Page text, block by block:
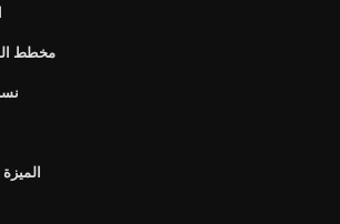
مخطط